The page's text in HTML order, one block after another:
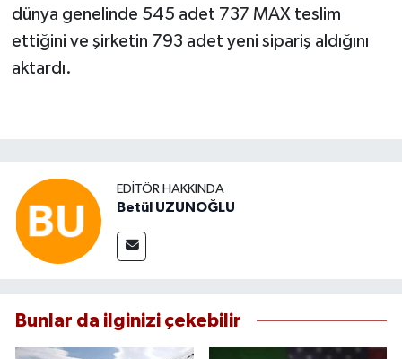
dünya genelinde 545 adet 737 MAX teslim
ettiğini ve şirketin 793 adet yeni sipariş aldığını
aktardı.
EDITÖR HAKKINDA
Betül UZUNOĞLU
Bunlar da ilginizi çekebilir